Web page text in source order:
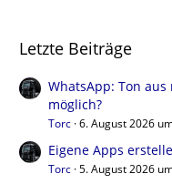
Letzte Beiträge
WhatsApp: Ton
möglich?
Torc 6. August 2026
Eigene Apps
Torc 5. August 2026